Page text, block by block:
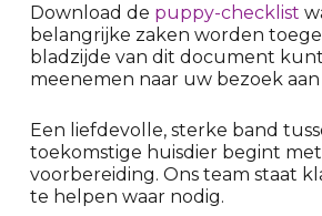
Download de puppy-checklist
belangrijke zaken worden
bladzijde van dit document
meenemen naar uw bezoek
Een liefdevolle, sterke band
toekomstige huisdier begint
voorbereiding. Ons team staat
te helpen waar nodig.